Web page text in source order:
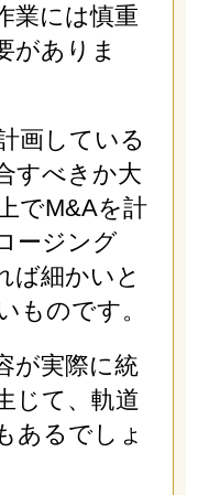
業には慎重
がありま
画している
すべきか大
でM&Aを計
ージング
ば細かいと
ものです。
が実際に統
じて、軌道
あるでしょ